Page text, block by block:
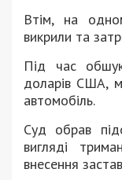
Втім, на
викрили та
Під час
доларів США,
автомобіль.
Суд обрав
вигляді
внесення